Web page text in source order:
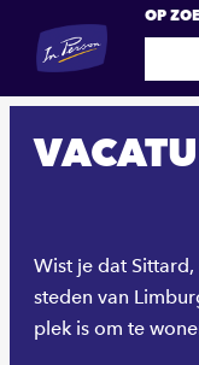
OP
Wist je dat
steden van
plek is om te